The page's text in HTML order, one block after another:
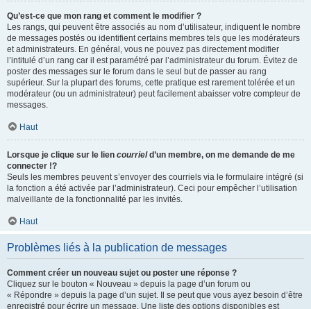
Qu’est-ce que mon rang et comment le modifier ?
Les rangs, qui peuvent être associés au nom d’utilisateur, indiquent le nombre
de messages postés ou identifient certains membres tels que les modérateurs
et administrateurs. En général, vous ne pouvez pas directement modifier
l’intitulé d’un rang car il est paramétré par l’administrateur du forum. Évitez de
poster des messages sur le forum dans le seul but de passer au rang
supérieur. Sur la plupart des forums, cette pratique est rarement tolérée et un
modérateur (ou un administrateur) peut facilement abaisser votre compteur de
messages.
Haut
Lorsque je clique sur le lien courrield’un membre, on me demande de me
connecter !?
Seuls les membres peuvent s’envoyer des courriels via le formulaire intégré (si
la fonction a été activée par l’administrateur). Ceci pour empêcher l’utilisation
malveillante de la fonctionnalité par les invités.
Haut
Problèmes liés à la publication de messages
Comment créer un nouveau sujet ou poster une réponse ?
Cliquez sur le bouton « Nouveau » depuis la page d’un forum ou
« Répondre » depuis la page d’un sujet. Il se peut que vous ayez besoin d’être
enregistré pour écrire un message. Une liste des options disponibles est